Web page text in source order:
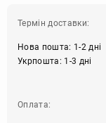
Термін доставки:
Нова пошта: 1-2 дні
Укрпошта: 1-3 дні
Оплата: